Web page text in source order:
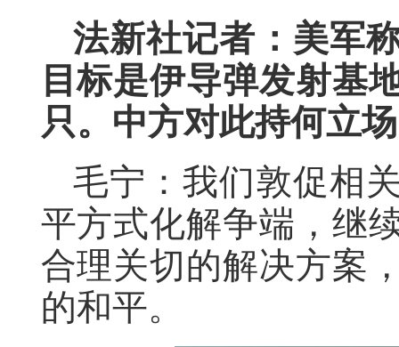
法新社记者：美军
目标是伊导弹发射基
只。中方对此持何立
毛宁：我们敦促相
平方式化解争端，继
合理关切的解决方案
的和平。